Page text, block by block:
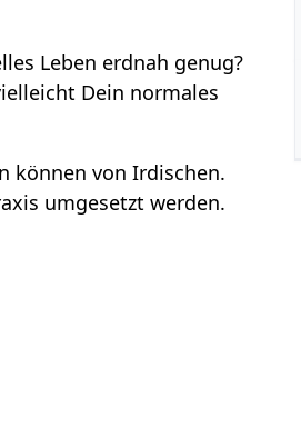
Leben erdnah genug?
Dein normales
können von Irdischen.
umgesetzt werden.